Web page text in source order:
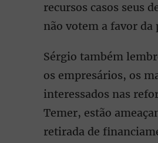
recursos casos seus
não votem a favor da
Sérgio também
os empresários, os
interessados nas
Temer, estão
retirada de